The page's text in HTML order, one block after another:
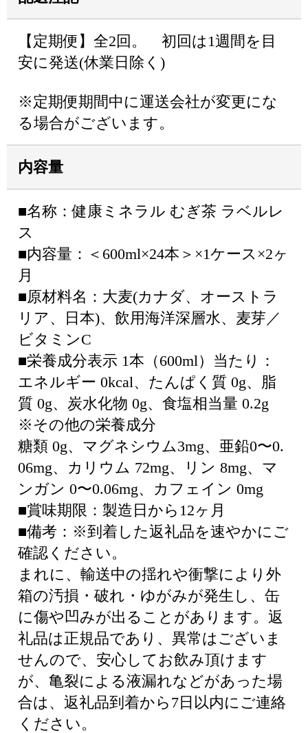
【定期便】全2回。 初回は1週間を目
安に発送(休業日除く)
※定期便期間中に運送会社が変更にな
る場合がございます。
内容量
■名称：健康ミネラル むぎ茶 ラベルレ
ス
■内容量：＜600ml×24本＞×1ケース×2ヶ
月
■原材料名：大麦(カナダ、オーストラ
リア、日本)、飲用海洋深層水、麦芽／
ビタミンC
■栄養成分表示 1本（600ml）当たり：
エネルギー 0kcal、たんぱく質 0g、脂
質 0g、炭水化物 0g、食塩相当量 0.2g
※その他の栄養成分
糖類 0g、マグネシウム3mg、亜鉛0〜0.
06mg、カリウム 72mg、リン 8mg、マ
ンガン 0〜0.06mg、カフェイン 0mg
■賞味期限：製造日から12ヶ月
■備考：※到着した返礼品を速やかにご
確認ください。
まれに、輸送中の揺れや衝撃により外
箱の汚損・破れ・ゆがみが発生し、缶
に傷や凹みが出ることがあります。返
礼品は正規品であり、異常はございま
せんので、安心してお飲み頂けます
が、亀裂による液漏れなどがあった場
合は、返礼品到着から7日以内にご連絡
ください。